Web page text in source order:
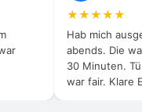
★★★★★
Hab mich
abends. Die
30 Minuten.
war fair. Klare